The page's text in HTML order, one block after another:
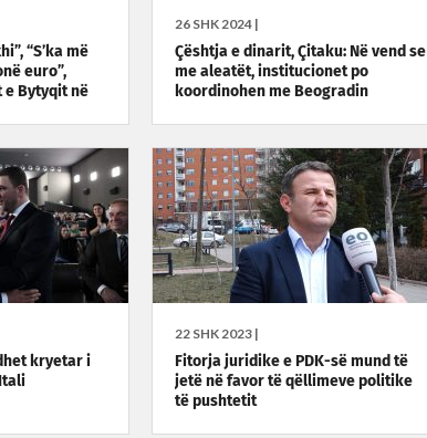
“S’ka më
euro”,
e Bytyqit në
26 SHK 2024 |
Çështja e dinarit, Çitaku: Në vend se
me aleatët, institucionet po
koordinohen me Beogradin
kryetar i
22 SHK 2023 |
Fitorja juridike e PDK-së mund të
jetë në favor të qëllimeve politike
të pushtetit